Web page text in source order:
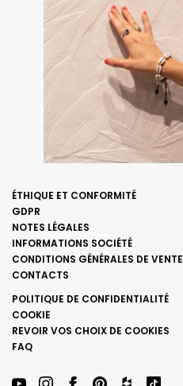
ÉTHIQUE ET CONFORMITÉ
GDPR
NOTES LÉGALES
INFORMATIONS SOCIÉTÉ
CONDITIONS GÉNÉRALES DE VENTE
CONTACTS
POLITIQUE DE CONFIDENTIALITÉ
COOKIE
REVOIR VOS CHOIX DE COOKIES
FAQ